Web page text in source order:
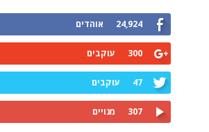
24,924 אוהדים
300 עוקבים
47 עוקבים
307 מנויים